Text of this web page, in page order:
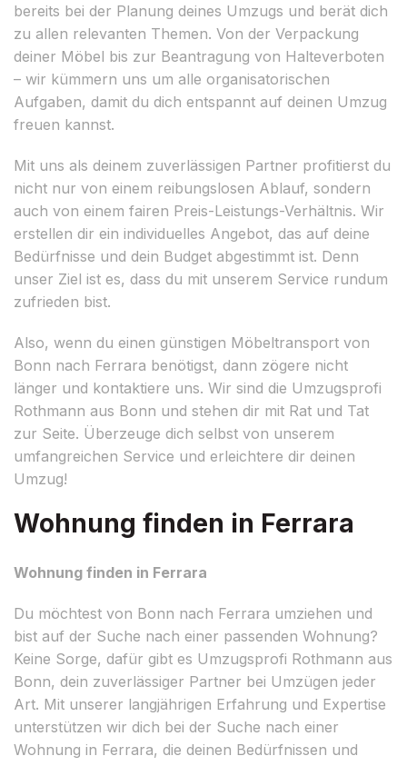
bereits bei der Planung deines Umzugs und berät dich
zu allen relevanten Themen. Von der Verpackung
deiner Möbel bis zur Beantragung von Halteverboten
– wir kümmern uns um alle organisatorischen
Aufgaben, damit du dich entspannt auf deinen Umzug
freuen kannst.
Mit uns als deinem zuverlässigen Partner profitierst du
nicht nur von einem reibungslosen Ablauf, sondern
auch von einem fairen Preis-Leistungs-Verhältnis. Wir
erstellen dir ein individuelles Angebot, das auf deine
Bedürfnisse und dein Budget abgestimmt ist. Denn
unser Ziel ist es, dass du mit unserem Service rundum
zufrieden bist.
Also, wenn du einen günstigen Möbeltransport von
Bonn nach Ferrara benötigst, dann zögere nicht
länger und kontaktiere uns. Wir sind die Umzugsprofi
Rothmann aus Bonn und stehen dir mit Rat und Tat
zur Seite. Überzeuge dich selbst von unserem
umfangreichen Service und erleichtere dir deinen
Umzug!
Wohnung finden in Ferrara
Wohnung finden in Ferrara
Du möchtest von Bonn nach Ferrara umziehen und
bist auf der Suche nach einer passenden Wohnung?
Keine Sorge, dafür gibt es Umzugsprofi Rothmann aus
Bonn, dein zuverlässiger Partner bei Umzügen jeder
Art. Mit unserer langjährigen Erfahrung und Expertise
unterstützen wir dich bei der Suche nach einer
Wohnung in Ferrara, die deinen Bedürfnissen und